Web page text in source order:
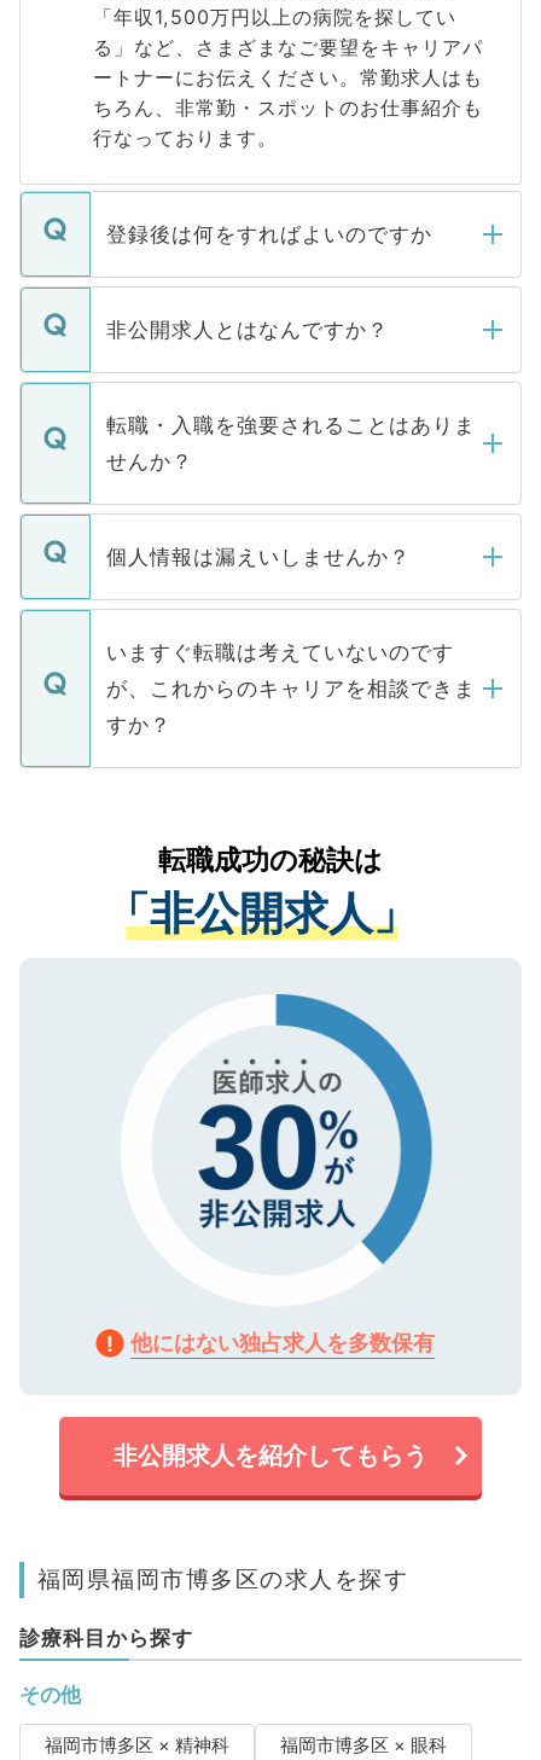
「年収1,500万円以上の病院を探してい
る」など、さまざまなご要望をキャリアパ
ートナーにお伝えください。常勤求人はも
ちろん、非常勤・スポットのお仕事紹介も
行なっております。
登録後は何をすればよいのですか
ご登録いただきましたら、弊社担当者がご
登録内容を確認し、その後メールもしくは
ます。通常、5営業日以内にはご連絡をせて
いただきますので、しばらくお待ちくださ
い。
非公開求人とはなんですか？
マイナビDOCTORで取り扱っている求人の
うち約3割は、Webサイトからご覧いただ
けない「非公開求人」です。非公開求人は
下記の理由によって、一般には公開してい
ません。
■応募殺到を避けるため 人気のある医療機
関を公にしてしまうと、応募が殺到する場
に、医療機関が求める条件に合った人材の
みを人材紹介会社に依頼するケースが増え
ています。
転職・入職を強要されることはありま
せんか？
転職・入職を強要することは一切ありませ
ん。また、仮に応募先から内定をいただい
定を承諾する必要はありません。内定先へ
の辞退の連絡はキャリアパートナーが行い
ますので、ご安心ください。
個人情報は漏えいしませんか？
個人情報が漏えいすることはありませんの
で、ご安心ください。当サイトからの登録
などで収集したご登録者様の個人情報は、
ご本人のキャリアアップおよび転職活動の
支援を目的に使用いたします。お預かりし
ているすべての個人データはご本人の許可
は、個人情報の取り扱いについての厳密な
管理基準を満たした事業者のみに付与され
る、プライバシーマークを取得済みです。
ご登録いただいた個人情報は、SSL（デー
で、機密保持に関してもご安心ください。
いますぐ転職は考えていないのです
が、これからのキャリアを相談できま
すか？
かがいして、現在の医療機関の状況や紹介
経験をまじえながら、適切なアドバイスを
させていただきます。すぐにご転職をされ
ない方には、長期的なサポートが可能です
ので、まずはご登録ください。
転職成功の秘訣は
「非公開求人」
他にはない独占求人を多数保有
非公開求人を紹介してもらう
福岡県福岡市博多区の求人を探す
診療科目から探す
その他
福岡市博多区 × 精神科 福岡市博多区 × 眼科